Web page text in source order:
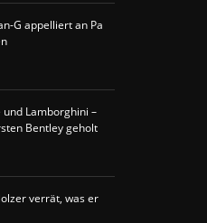
G appelliert an Pa
Lamborghini –
Bentley geholt
verrät, was er